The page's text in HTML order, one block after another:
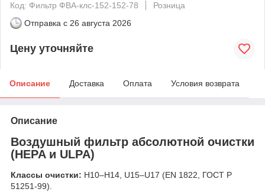
Код: Фильтр ФВА-клс-152-152-78
Розница
Отправка с 26 августа 2026
Цену уточняйте
Описание Доставка Оплата Условия возврата
Описание
Воздушный фильтр абсолютной очистки
(HEPA и ULPA)
Классы очистки: H10–H14, U15–U17 (EN 1822, ГОСТ Р
51251-99).